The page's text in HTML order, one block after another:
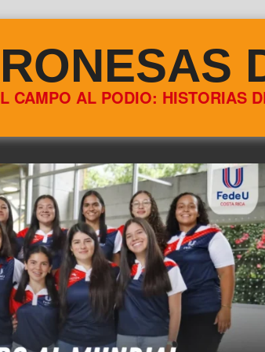
CAMPO AL PODIO: HISTORIAS